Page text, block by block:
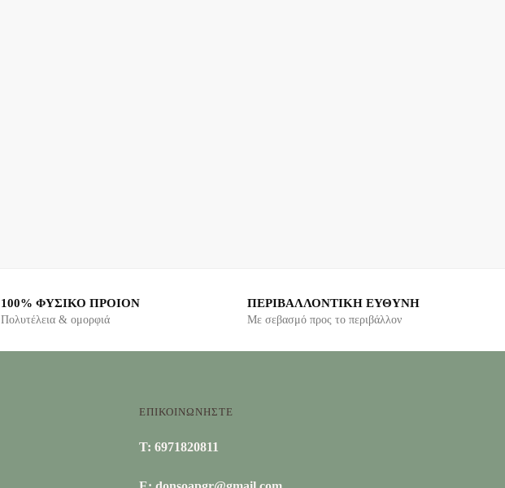
100% ΦΥΣΙΚΟ ΠΡΟΙΟΝ
Πολυτέλεια & ομορφιά
ΠΕΡΙΒΑΛΛΟΝΤΙΚΗ ΕΥΘΥΝΗ
Με σεβασμό προς το περιβάλλον
ΕΠΙΚΟΙΝΩΝΗΣΤΕ
T: 6971820811